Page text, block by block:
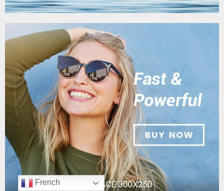
French